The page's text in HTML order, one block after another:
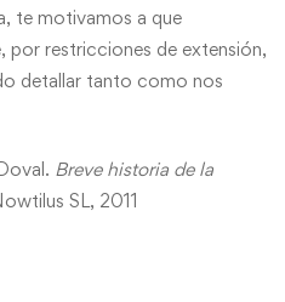
te motivamos a que
por restricciones de extensión,
detallar tanto como nos
Breve historia de la
SL, 2011